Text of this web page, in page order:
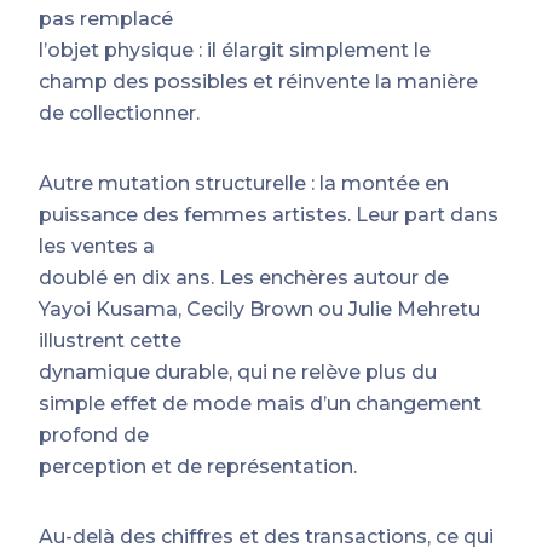
pas remplacé
l’objet physique : il élargit simplement le
champ des possibles et réinvente la manière
de collectionner.
Autre mutation structurelle : la montée en
puissance des femmes artistes. Leur part dans
les ventes a
doublé en dix ans. Les enchères autour de
Yayoi Kusama, Cecily Brown ou Julie Mehretu
illustrent cette
dynamique durable, qui ne relève plus du
simple effet de mode mais d’un changement
profond de
perception et de représentation.
Au-delà des chiffres et des transactions, ce qui